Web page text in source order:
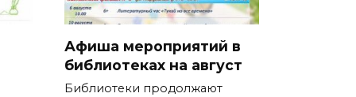
Афиша мероприятий в
библиотеках на август
Библиотеки продолжают